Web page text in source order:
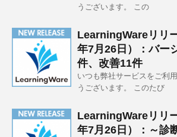
うございます。 この
LearningWareリリ
年7月26日）：バー
件、改善11件
いつも弊社サービスをご利
うございます。 このたび
LearningWareリリ
年7月26日）：～診